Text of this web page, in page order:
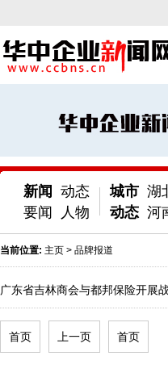
新闻
要闻
动态
人物
城市
动态
湖
河
当前位置: 主页 > 品牌报道
广东省吉林商会与都邦保险开展
首页 上一页 首页